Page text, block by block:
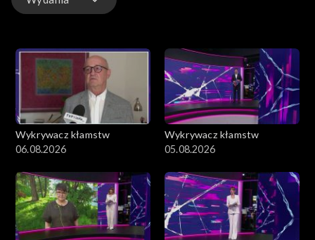
Wykrywacz kłamstw
06.08.2026
Wykrywacz kłamstw
05.08.2026